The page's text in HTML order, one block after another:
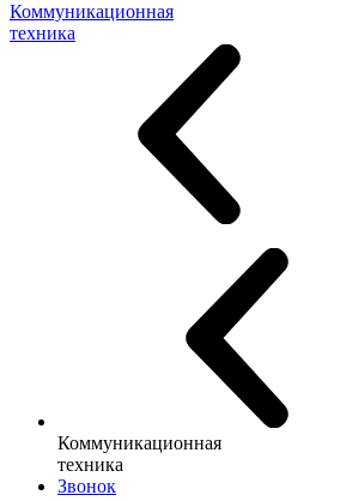
Коммуникационная
техника
Коммуникационная
техника
Звонок